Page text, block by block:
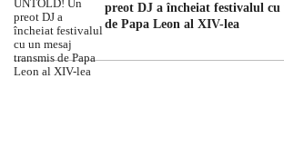
preot DJ a încheiat festivalul cu
de Papa Leon al XIV-lea